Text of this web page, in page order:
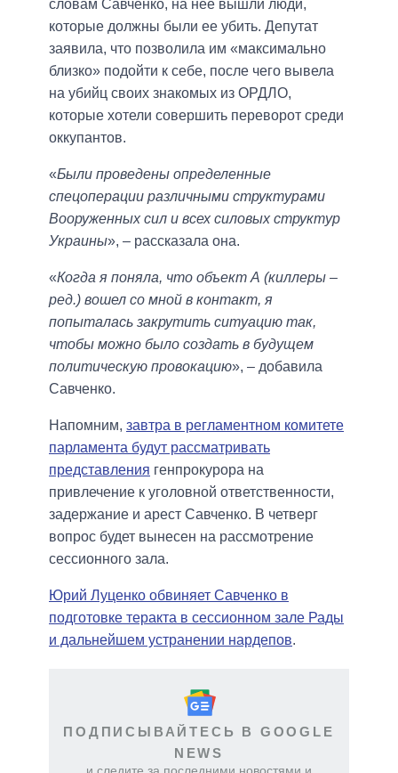
словам Савченко, на нее вышли люди,
которые должны были ее убить. Депутат
заявила, что позволила им «максимально
близко» подойти к себе, после чего вывела
на убийц своих знакомых из ОРДЛО,
которые хотели совершить переворот среди
оккупантов.
«Были проведены определенные
спецоперации различными структурами
Вооруженных сил и всех силовых структур
Украины», – рассказала она.
«Когда я поняла, что объект А (киллеры –
ред.) вошел со мной в контакт, я
попыталась закрутить ситуацию так,
чтобы можно было создать в будущем
политическую провокацию», – добавила
Савченко.
Напомним, завтра в регламентном комитете
парламента будут рассматривать
представления генпрокурора на
привлечение к уголовной ответственности,
задержание и арест Савченко. В четверг
вопрос будет вынесен на рассмотрение
сессионного зала.
Юрий Луценко обвиняет Савченко в
подготовке теракта в сессионном зале Рады
и дальнейшем устранении нардепов.
ПОДПИСЫВАЙТЕСЬ В GOOGLE
NEWS